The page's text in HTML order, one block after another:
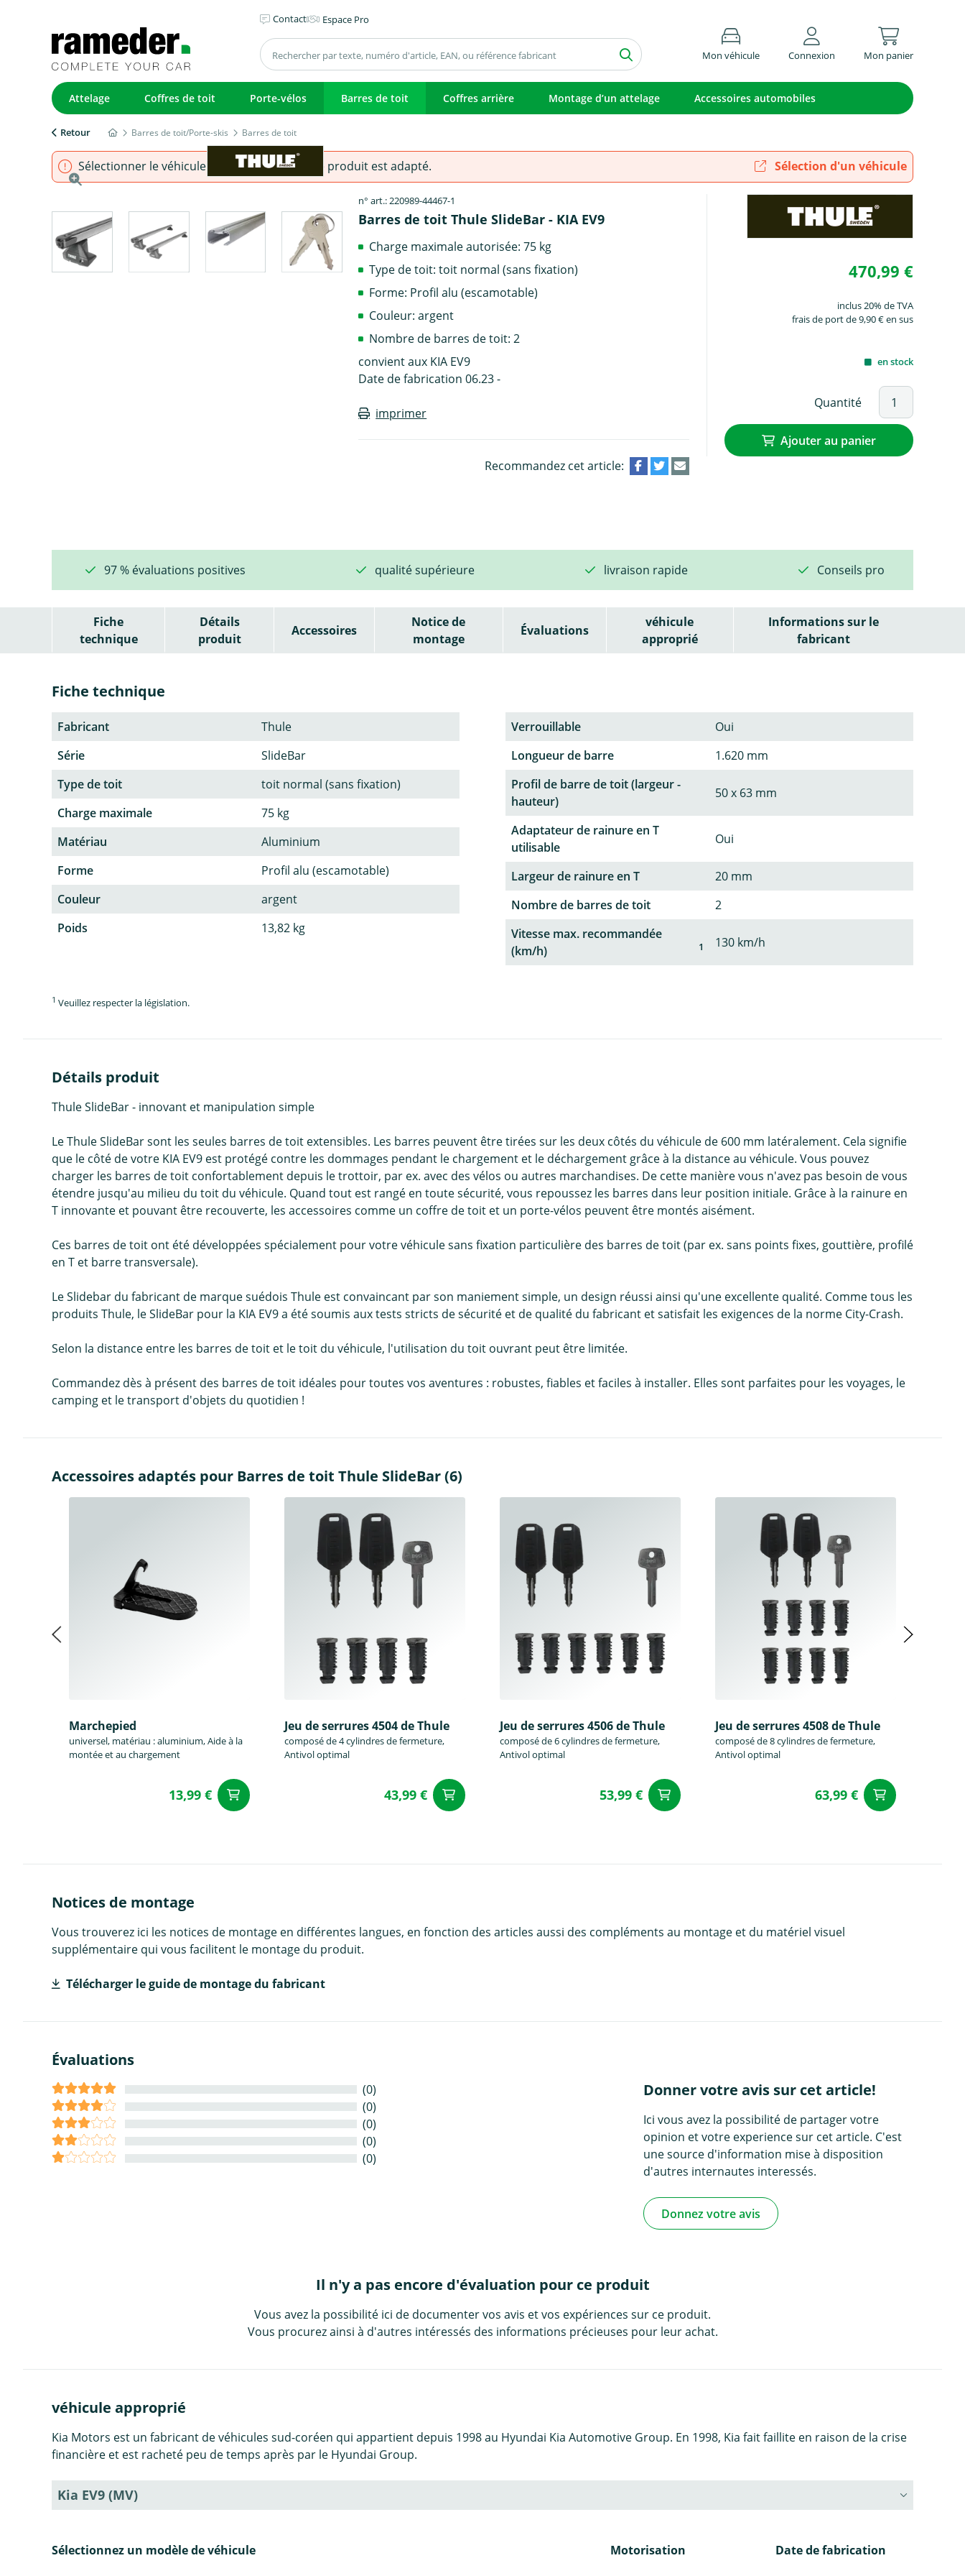
Contact Espace Pro
Mon véhicule Connexion Mon panier
Attelage Coffres de toit Porte-vélos Barres de toit Coffres arrière Montage d’un attelage Accessoires automobiles
Retour Barres de toit/Porte-skis Barres de toit
Sélectionner le véhicule pour s'assurer que le produit est adapté. Sélection d'un véhicule
n° art.: 220989-44467-1
Barres de toit Thule SlideBar - KIA EV9
Charge maximale autorisée: 75 kg
Type de toit: toit normal (sans fixation)
Forme: Profil alu (escamotable)
Couleur: argent
Nombre de barres de toit: 2
convient aux KIA EV9
Date de fabrication 06.23 -
imprimer
Recommandez cet article:
470,99 €
inclus 20% de TVA
frais de port de 9,90 € en sus
en stock
Quantité
Ajouter au panier
97 % évaluations positives qualité supérieure livraison rapide Conseils pro
Fiche
technique
Détails
produit
Accessoires
Notice de
montage
Évaluations
véhicule
approprié
Informations sur le
fabricant
Fiche technique
Fabricant
Thule
Série
SlideBar
Type de toit
toit normal (sans fixation)
Charge maximale
75 kg
Matériau
Aluminium
Forme
Profil alu (escamotable)
Couleur
argent
Poids
13,82 kg
Verrouillable
Oui
Longueur de barre
1.620 mm
Profil de barre de toit (largeur -
hauteur)
50 x 63 mm
Adaptateur de rainure en T
utilisable
Oui
Largeur de rainure en T
20 mm
Nombre de barres de toit
2
Vitesse max. recommandée
(km/h)
1 130 km/h
1 Veuillez respecter la législation.
Détails produit
Thule SlideBar - innovant et manipulation simple
Le Thule SlideBar sont les seules barres de toit extensibles. Les barres peuvent être tirées sur les deux côtés du véhicule de 600 mm latéralement. Cela signifie
que le côté de votre KIA EV9 est protégé contre les dommages pendant le chargement et le déchargement grâce à la distance au véhicule. Vous pouvez
charger les barres de toit confortablement depuis le trottoir, par ex. avec des vélos ou autres marchandises. De cette manière vous n'avez pas besoin de vous
étendre jusqu'au milieu du toit du véhicule. Quand tout est rangé en toute sécurité, vous repoussez les barres dans leur position initiale. Grâce à la rainure en
T innovante et pouvant être recouverte, les accessoires comme un coffre de toit et un porte-vélos peuvent être montés aisément.
Ces barres de toit ont été développées spécialement pour votre véhicule sans fixation particulière des barres de toit (par ex. sans points fixes, gouttière, profilé
en T et barre transversale).
Le Slidebar du fabricant de marque suédois Thule est convaincant par son maniement simple, un design réussi ainsi qu'une excellente qualité. Comme tous les
produits Thule, le SlideBar pour la KIA EV9 a été soumis aux tests stricts de sécurité et de qualité du fabricant et satisfait les exigences de la norme City-Crash.
Selon la distance entre les barres de toit et le toit du véhicule, l'utilisation du toit ouvrant peut être limitée.
Commandez dès à présent des barres de toit idéales pour toutes vos aventures : robustes, fiables et faciles à installer. Elles sont parfaites pour les voyages, le
camping et le transport d'objets du quotidien !
Accessoires adaptés pour Barres de toit Thule SlideBar (6)
Marchepied
universel, matériau : aluminium, Aide à la
montée et au chargement
13,99 €
Jeu de serrures 4504 de Thule
composé de 4 cylindres de fermeture,
Antivol optimal
43,99 €
Jeu de serrures 4506 de Thule
composé de 6 cylindres de fermeture,
Antivol optimal
53,99 €
Jeu de serrures 4508 de Thule
composé de 8 cylindres de fermeture,
Antivol optimal
63,99 €
Notices de montage
Vous trouverez ici les notices de montage en différentes langues, en fonction des articles aussi des compléments au montage et du matériel visuel
supplémentaire qui vous facilitent le montage du produit.
Télécharger le guide de montage du fabricant
Évaluations
(0)
(0)
(0)
(0)
(0)
Donner votre avis sur cet article!
Ici vous avez la possibilité de partager votre
opinion et votre experience sur cet article. C'est
une source d'information mise à disposition
d'autres internautes interessés.
Donnez votre avis
Il n'y a pas encore d'évaluation pour ce produit
Vous avez la possibilité ici de documenter vos avis et vos expériences sur ce produit.
Vous procurez ainsi à d'autres intéressés des informations précieuses pour leur achat.
véhicule approprié
Kia Motors est un fabricant de véhicules sud-coréen qui appartient depuis 1998 au Hyundai Kia Automotive Group. En 1998, Kia fait faillite en raison de la crise
financière et est racheté peu de temps après par le Hyundai Group.
Kia EV9 (MV)
Sélectionnez un modèle de véhicule Motorisation Date de fabrication